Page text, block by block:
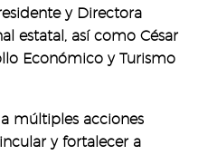
y Directora
estatal, así como César
Económico y Turismo
múltiples acciones
y fortalecer a